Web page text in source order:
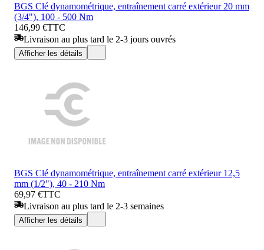
BGS Clé dynamométrique, entraînement carré extérieur 20 mm
(3/4"), 100 - 500 Nm
146,99 €TTC
Livraison au plus tard le 2-3 jours ouvrés
Afficher les détails
BGS Clé dynamométrique, entraînement carré extérieur 12,5
mm (1/2"), 40 - 210 Nm
69,97 €TTC
Livraison au plus tard le 2-3 semaines
Afficher les détails